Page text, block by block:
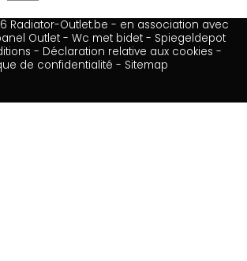
Radiator-Outlet.be - en association avec
Outlet - Wc met bidet - Spiegeldepot
- Déclaration relative aux cookies -
de confidentialité - Sitemap